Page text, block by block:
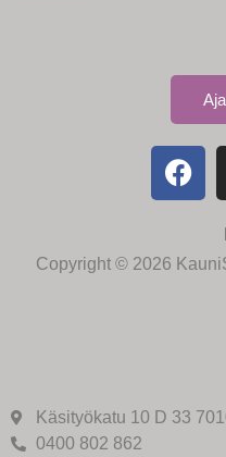
Copyright © 2026
Käsityökatu 10 D 33
0400 802 862